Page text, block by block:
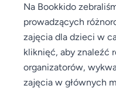
Na Bookkido
prowadzących
zajęcia dla dzieci w
kliknięć, aby znaleźć
organizatorów,
zajęcia w głównych